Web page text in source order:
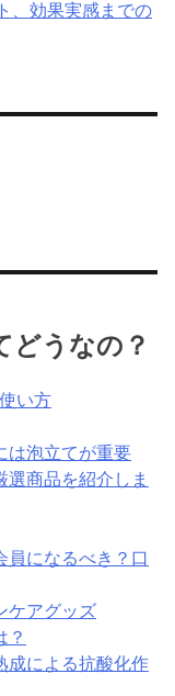
、効果実感までの
どうなの？
い方
は泡立てが重要
選商品を紹介しま
員になるべき？口
ケアグッズ
？
成による抗酸化作